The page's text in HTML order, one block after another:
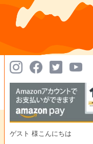
ゲスト 様こんにちは